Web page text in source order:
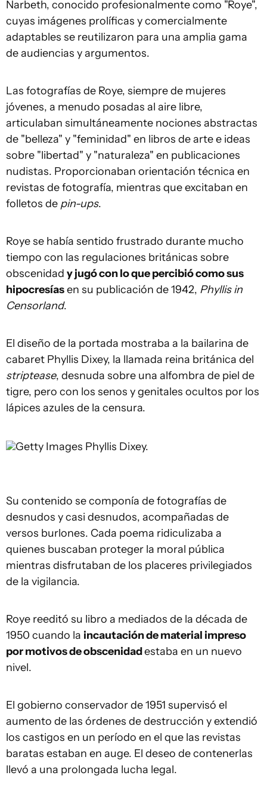
Narbeth, conocido profesionalmente como "Roye",
cuyas imágenes prolíficas y comercialmente
adaptables se reutilizaron para una amplia gama
de audiencias y argumentos.
Las fotografías de Roye, siempre de mujeres
jóvenes, a menudo posadas al aire libre,
articulaban simultáneamente nociones abstractas
de "belleza" y "feminidad" en libros de arte e ideas
sobre "libertad" y "naturaleza" en publicaciones
nudistas. Proporcionaban orientación técnica en
revistas de fotografía, mientras que excitaban en
folletos de pin-ups.
Roye se había sentido frustrado durante mucho
tiempo con las regulaciones británicas sobre
obscenidad y jugó con lo que percibió como sus
hipocresíasen su publicación de 1942, Phyllis in
Censorland.
El diseño de la portada mostraba a la bailarina de
cabaret Phyllis Dixey, la llamada reina británica del
striptease, desnuda sobre una alfombra de piel de
tigre, pero con los senos y genitales ocultos por los
lápices azules de la censura.
Getty Images Phyllis Dixey.
Su contenido se componía de fotografías de
desnudos y casi desnudos, acompañadas de
versos burlones. Cada poema ridiculizaba a
quienes buscaban proteger la moral pública
mientras disfrutaban de los placeres privilegiados
de la vigilancia.
Roye reeditó su libro a mediados de la década de
1950 cuando la incautación de material impreso
por motivos de obscenidadestaba en un nuevo
nivel.
El gobierno conservador de 1951 supervisó el
aumento de las órdenes de destrucción y extendió
los castigos en un período en el que las revistas
baratas estaban en auge. El deseo de contenerlas
llevó a una prolongada lucha legal.